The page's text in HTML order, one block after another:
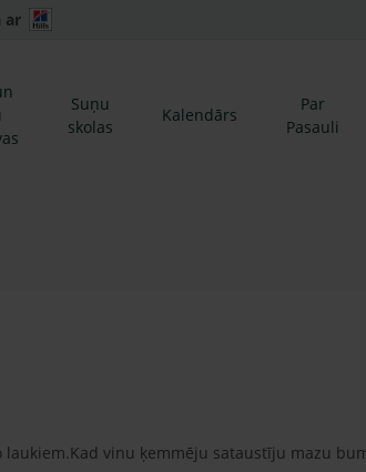
ar
Suņu
skolas
Kalendārs
Par
Pasauli
vinu ķemmēju sataustīju mazu